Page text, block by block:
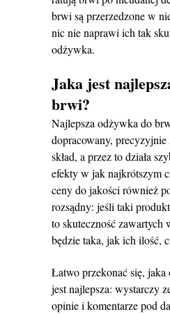
brwi są przerzedzone w
nic nie naprawi ich tak
odżywka.
Jaka jest
brwi?
Najlepsza odżywka do
dopracowany,
skład, a przez to działa
efekty w jak najkrótszym
ceny do jakości również
rozsądny: jeśli taki
to skuteczność zawartych
będzie taka, jak ich
Łatwo przekonać się,
jest najlepsza: wystarczy
opinie i komentarze pod